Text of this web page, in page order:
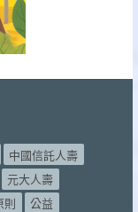
中國信託人壽
元大人壽
公益